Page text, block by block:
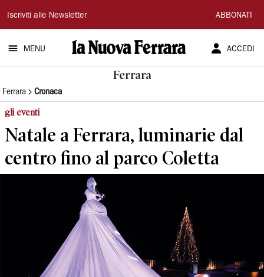
La
Nuova
Ferrara
Iscriviti alle Newsletter ABBONATI
MENU ACCEDI
Ferrara
Ferrara Cronaca
gli eventi
Natale a Ferrara, luminarie dal
centro fino al parco Coletta